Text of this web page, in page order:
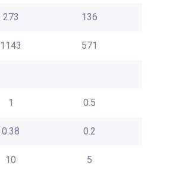
273 136
1143 571
1 0.5
0.38 0.2
10 5